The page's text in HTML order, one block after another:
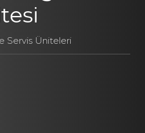
Servis Üniteleri